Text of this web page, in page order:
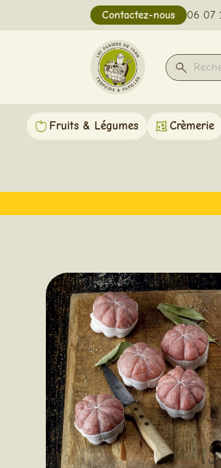
Contactez-nous 06 07
Fruits & Légumes Crèmerie